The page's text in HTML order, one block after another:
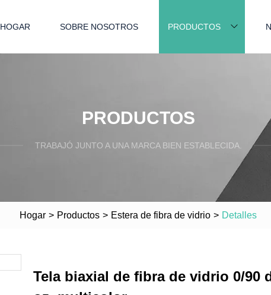
HOGAR SOBRE NOSOTROS PRODUCTOS
PRODUCTOS
TRABAJÓ JUNTO A UNA MARCA BIEN ESTABLECIDA.
Hogar > Productos > Estera de fibra de vidrio > Detalles
Tela biaxial de fibra de vidrio 0/90